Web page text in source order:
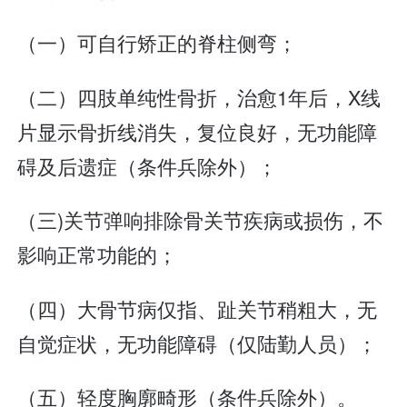
（一）可自行矫正的脊柱侧弯；
（二）四肢单纯性骨折，治愈1年后，X线
片显示骨折线消失，复位良好，无功能障
碍及后遗症（条件兵除外）；
（三)关节弹响排除骨关节疾病或损伤，不
影响正常功能的；
（四）大骨节病仅指、趾关节稍粗大，无
自觉症状，无功能障碍（仅陆勤人员）；
（五）轻度胸廓畸形（条件兵除外）。